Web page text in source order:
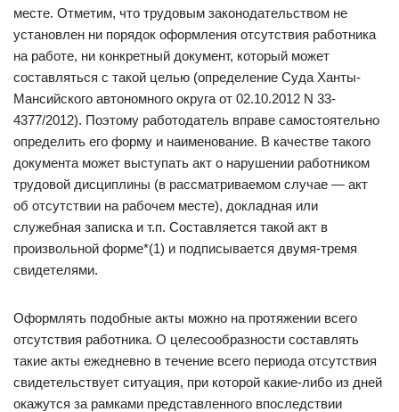
месте. Отметим, что трудовым законодательством не
установлен ни порядок оформления отсутствия работника
на работе, ни конкретный документ, который может
составляться с такой целью (определение Суда Ханты-
Мансийского автономного округа от 02.10.2012 N 33-
4377/2012). Поэтому работодатель вправе самостоятельно
определить его форму и наименование. В качестве такого
документа может выступать акт о нарушении работником
трудовой дисциплины (в рассматриваемом случае — акт
об отсутствии на рабочем месте), докладная или
служебная записка и т.п. Составляется такой акт в
произвольной форме*(1) и подписывается двумя-тремя
свидетелями.
Оформлять подобные акты можно на протяжении всего
отсутствия работника. О целесообразности составлять
такие акты ежедневно в течение всего периода отсутствия
свидетельствует ситуация, при которой какие-либо из дней
окажутся за рамками представленного впоследствии